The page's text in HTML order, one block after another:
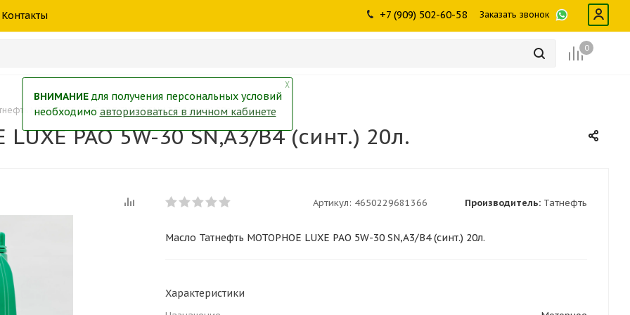
Контакты +7 (909) 502-60-58 Заказать звонок
0
Инструменты
Щетки, скребки,
Лампы
МОТОРНОЕ LUXE PAO 5W-30 SN,A3/B4 (синт.) 20л.
PAO 5W-30 SN,A3/B4 (синт.) 20л.
Артикул: 4650229681366 Производитель: Татнефть
Масло Татнефть МОТОРНОЕ LUXE PAO 5W-30 SN,A3/B4 (синт.) 20л.
Характеристики
╳
ВНИМАНИЕдля получения персональных условий
необходимо авторизоваться в личном кабинете